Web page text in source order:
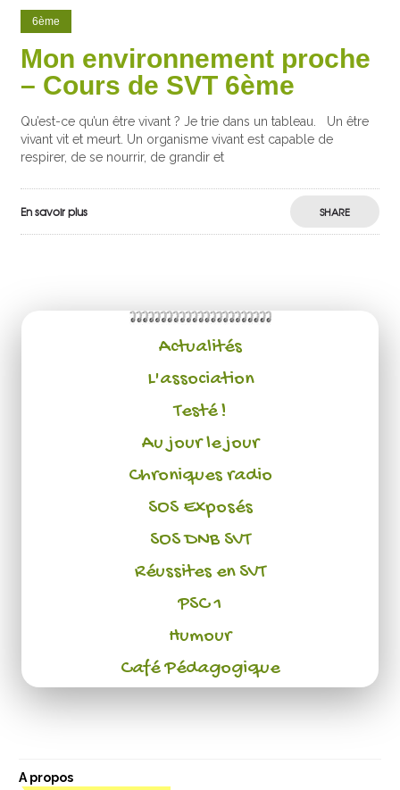
6ème
Mon environnement proche
– Cours de SVT 6ème
Qu’est-ce qu’un être vivant ? Je trie dans un tableau. Un être
vivant vit et meurt. Un organisme vivant est capable de
respirer, de se nourrir, de grandir et
En savoir plus SHARE
Actualités
L'association
Testé !
Au jour le jour
Chroniques radio
SOS Exposés
SOS DNB SVT
Réussites en SVT
PSC 1
Humour
Café Pédagogique
A propos